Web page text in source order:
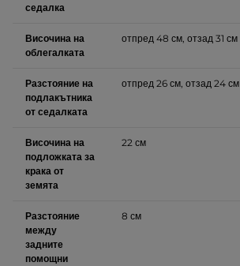
седалка
Височина на
облегалката
отпред 48 см, отзад 31 см
Разстояние на
подлакътника
от седалката
отпред 26 см, отзад 24 см
Височина на
подложката за
крака от
земята
22 см
Разстояние
между
задните
помощни
8 см